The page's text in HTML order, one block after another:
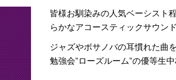
皆様お馴染みの人気ベーシスト
らかなアコースティックサウン
ジャズやボサノバの耳慣れた曲
勉強会”ローズルーム”の優等生